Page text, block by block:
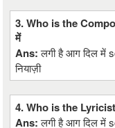
3. Who is the
में
Ans:लगी है आग दिल में
नियाज़ी
4. Who is the
Ans:लगी है आग दिल में